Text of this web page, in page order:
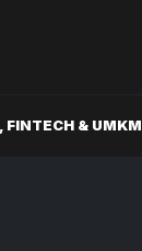
FINTECH & UMKM